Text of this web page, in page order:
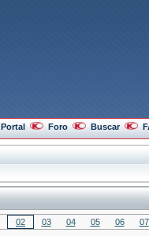
Portal Foro Buscar
02 03 04 05 06 07